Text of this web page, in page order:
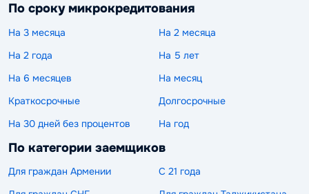
По сроку микрокредитования
На 3 месяца
На 2 месяца
На 2 года
На 5 лет
На 6 месяцев
На месяц
Краткосрочные
Долгосрочные
На 30 дней без процентов
На год
По категории заемщиков
Для граждан Армении
С 21 года